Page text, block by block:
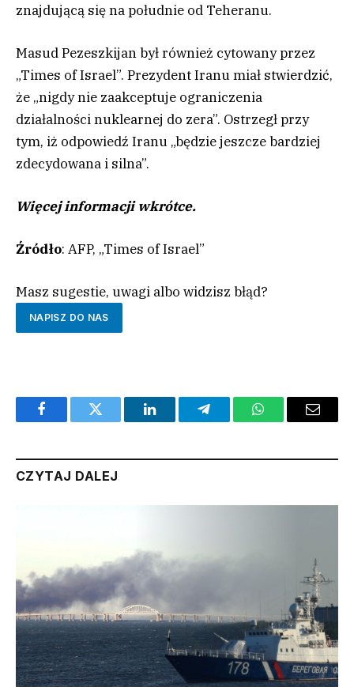
znajdującą się na południe od Teheranu.
Masud Pezeszkijan był również cytowany przez
„Times of Israel”. Prezydent Iranu miał stwierdzić,
że „nigdy nie zaakceptuje ograniczenia
działalności nuklearnej do zera”. Ostrzegł przy
tym, iż odpowiedź Iranu „będzie jeszcze bardziej
zdecydowana i silna”.
Więcej informacji wkrótce.
Źródło: AFP, „Times of Israel”
Masz sugestie, uwagi albo widzisz błąd?
NAPISZ DO NAS
FacebookTwitter LinkedInTelegramWhatsAppEmail
CZYTAJ DALEJ